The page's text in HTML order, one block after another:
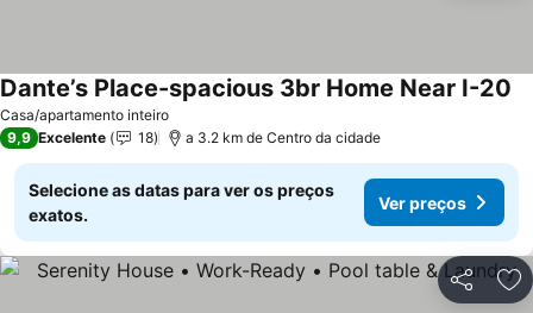
Casa/apartamento inteiro
Dante’s Place-spacious 3br Home Near I-20
9,9 Excelente 18 a 3.2 km de Centro da cidade
Selecione as datas para ver os preços
exatos.
Ver preços
Partilhar